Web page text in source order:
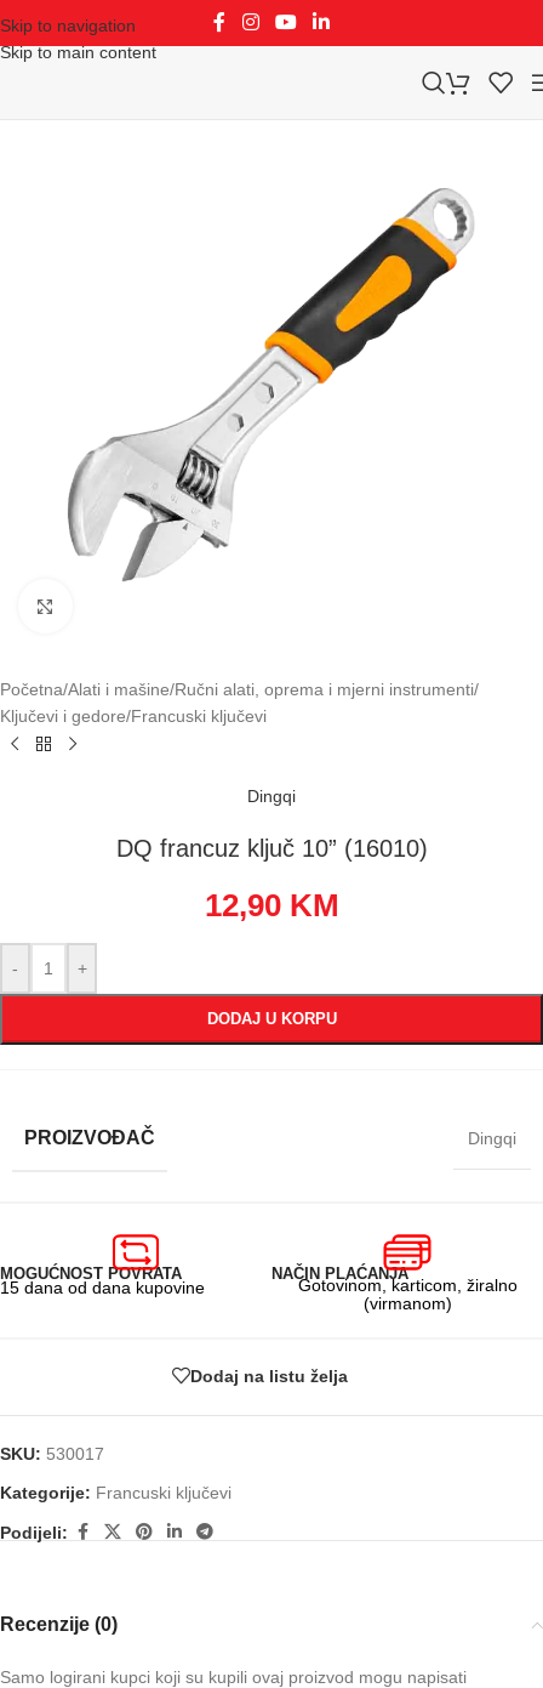
Skip to navigation
Skip to main content
Početna/Alati i mašine/Ručni alati, oprema i mjerni instrumenti/
Ključevi i gedore/Francuski ključevi
Dingqi
DQ francuz ključ 10” (16010)
12,90 KM
- +
DODAJ U KORPU
PROIZVOĐAČ Dingqi
MOGUĆNOST POVRATA
15 dana od dana kupovine
NAČIN PLAĆANJA
Gotovinom, karticom, žiralno
(virmanom)
Dodaj na listu želja
SKU: 530017
Kategorije: Francuski ključevi
Podijeli:
Recenzije (0)
Samo logirani kupci koji su kupili ovaj proizvod mogu napisati